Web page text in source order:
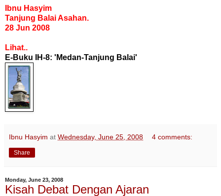
Ibnu Hasyim
Tanjung Balai Asahan.
28 Jun 2008
Lihat..
E-Buku IH-8: 'Medan-Tanjung Balai'
Ibnu Hasyim at Wednesday, June 25, 2008 4 comments:
Share
Monday, June 23, 2008
Kisah Debat Dengan Ajaran